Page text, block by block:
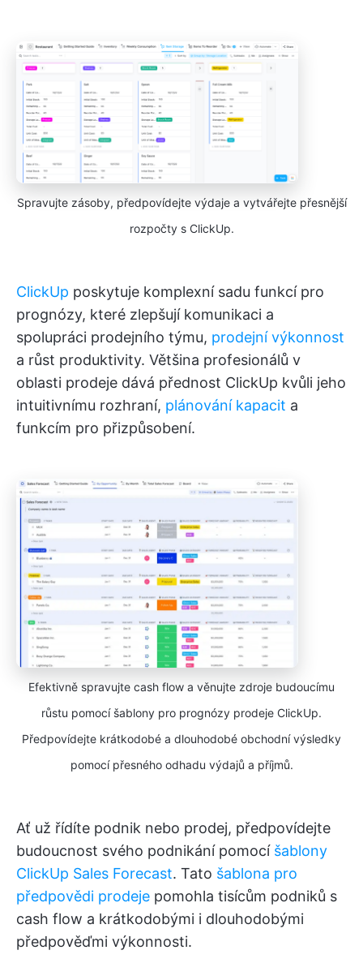
Spravujte zásoby, předpovídejte výdaje a vytvářejte přesnější
rozpočty s ClickUp.
ClickUp poskytuje komplexní sadu funkcí pro
prognózy, které zlepšují komunikaci a
spolupráci prodejního týmu, prodejní výkonnost
a růst produktivity. Většina profesionálů v
oblasti prodeje dává přednost ClickUp kvůli jeho
intuitivnímu rozhraní, plánování kapacit a
funkcím pro přizpůsobení.
Efektivně spravujte cash flow a věnujte zdroje budoucímu
růstu pomocí šablony pro prognózy prodeje ClickUp.
Předpovídejte krátkodobé a dlouhodobé obchodní výsledky
pomocí přesného odhadu výdajů a příjmů.
Ať už řídíte podnik nebo prodej, předpovídejte
budoucnost svého podnikání pomocí šablony
ClickUp Sales Forecast. Tato šablona pro
předpovědi prodeje pomohla tisícům podniků s
cash flow a krátkodobými i dlouhodobými
předpověďmi výkonnosti.